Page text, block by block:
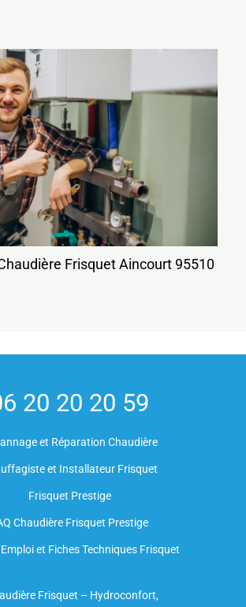
Frisquet Aincourt 95510
20 20 20 59
et Réparation Chaudière
et Installateur Frisquet
Frisquet Prestige
Chaudière Frisquet Prestige
et Fiches Techniques Frisquet
Frisquet – Hydroconfort,